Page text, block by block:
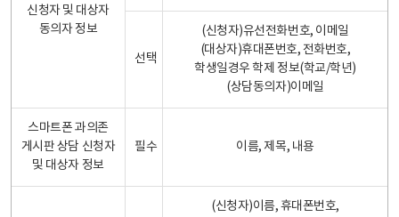
신청자 및 대상자
동의자 정보
선택
(신청자)유선전화번호, 이메일
(대상자)휴대폰번호, 전화번호,
학생일경우 학제 정보(학교/학년)
(상담동의자)이메일
스마트폰 과의존
게시판 상담 신청자
및 대상자 정보
필수 이름, 제목, 내용
(신청자)이름, 휴대폰번호,